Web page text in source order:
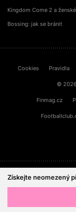
Kingdom Come 2 a
Bossing: jak se bránit
Cookies Pravidla
©
Finmag.cz
Tištěnou
Získejte neomezený